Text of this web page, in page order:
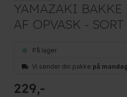
YAMAZAKI
AF OPVASK - SORT
På lager
Vi sender din pakke på mandag
229